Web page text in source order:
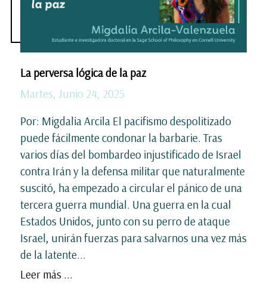
La perversa lógica de la paz
Martes, Junio 24, 2025
Por: Migdalia Arcila El pacifismo despolitizado
puede fácilmente condonar la barbarie. Tras
varios días del bombardeo injustificado de Israel
contra Irán y la defensa militar que naturalmente
suscitó, ha empezado a circular el pánico de una
tercera guerra mundial. Una guerra en la cual
Estados Unidos, junto con su perro de ataque
Israel, unirán fuerzas para salvarnos una vez más
de la latente...
Leer más ...